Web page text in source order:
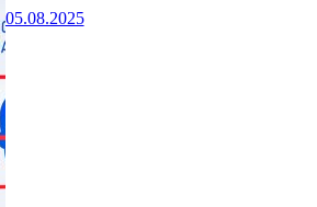
05.08.2025